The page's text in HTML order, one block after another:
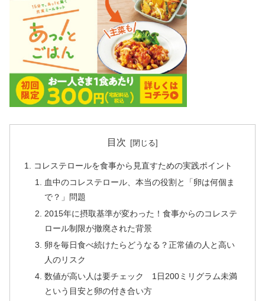
目次
コレステロールを食事から見直すための実践ポイント
血中のコレステロール、本当の役割と「卵は何個ま
で？」問題
2015年に摂取基準が変わった！食事からのコレステ
ロール制限が撤廃された背景
卵を毎日食べ続けたらどうなる？正常値の人と高い
人のリスク
数値が高い人は要チェック 1日200ミリグラム未満
という目安と卵の付き合い方